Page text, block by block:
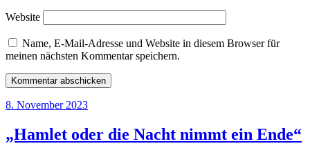
Website
Name, E-Mail-Adresse und Website in diesem Browser für
meinen nächsten Kommentar speichern.
8. November 2023
„Hamlet oder die Nacht nimmt ein Ende“